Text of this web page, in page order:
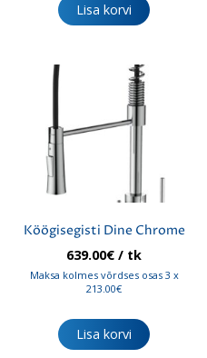
Lisa korvi
Köögisegisti Dine Chrome
639.00€ / tk
Maksa kolmes võrdses osas 3 x
213.00€
Lisa korvi